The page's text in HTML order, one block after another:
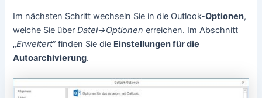
Im nächsten Schritt wechseln Sie in die Outlook-Optionen,
welche Sie überDatei->Optionen erreichen. Im Abschnitt
„Erweitert“finden Sie die Einstellungen für die
Autoarchivierung.